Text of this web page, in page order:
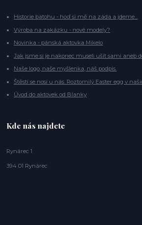
Historie batohu - hoď si mě na záda a jdeme...
Výroba na zakázku - nové modely?
Novinka - pánská aktovka Mikelo
Jak jsme si je nakonec museli ušít sami aneb
Naše logo, naše myšlenka, náš podpis.
Štěstí se nosí u nás. Roztomilý Easter egg v
Úvod do aktovek od Blanky
Kde nás najdete
Rynárec 1
394 01 Rynárec